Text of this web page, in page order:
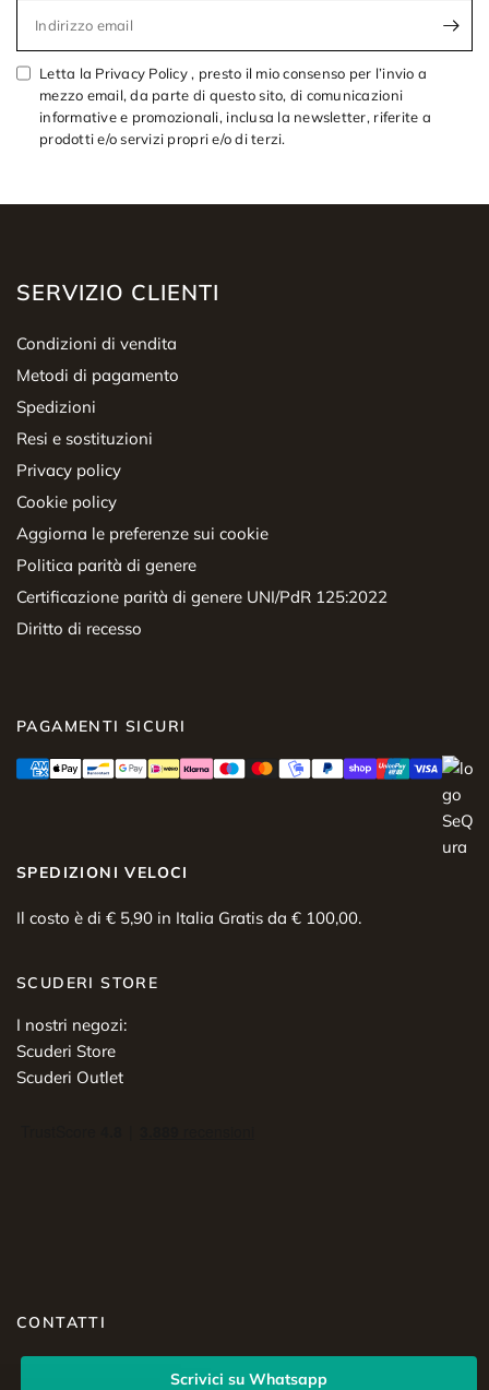
Indirizzo email
Letta la Privacy Policy , presto il mio consenso per l’invio a
mezzo email, da parte di questo sito, di comunicazioni
informative e promozionali, inclusa la newsletter, riferite a
prodotti e/o servizi propri e/o di terzi.
SERVIZIO CLIENTI
Condizioni di vendita
Metodi di pagamento
Spedizioni
Resi e sostituzioni
Privacy policy
Cookie policy
Aggiorna le preferenze sui cookie
Politica parità di genere
Certificazione parità di genere UNI/PdR 125:2022
Diritto di recesso
PAGAMENTI SICURI
SPEDIZIONI VELOCI
Il costo è di € 5,90 in Italia Gratis da € 100,00.
SCUDERI STORE
I nostri negozi:
Scuderi Store
Scuderi Outlet
CONTATTI
Scrivici su Whatsapp